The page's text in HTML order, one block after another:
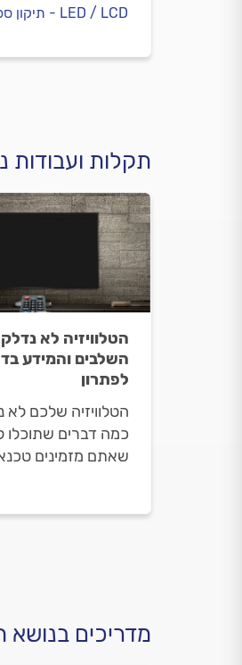
תיקון ספק כוח - LED / LCD
תקלות ועבודות
הטלוויזיה לא
השלבים והמידע
לפתרון
הטלוויזיה שלכם
כמה דברים שתוכלו
שאתם מזמינים
הסיבה וכמה זה
התשובות.
מדריכים בנושא